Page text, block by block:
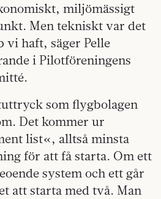
miljömässigt
Men tekniskt var det
vi haft, säger Pelle
i Pilotföreningens
som flygbolagen
Det kommer ur
list«, alltså minsta
för att få starta. Om ett
system och ett går
att starta med två. Man